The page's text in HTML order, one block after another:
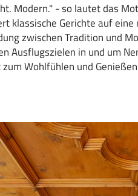
Modern." - so lautet das
klassische Gerichte auf
zwischen Tradition und
Ausflugszielen in und um
Wohlfühlen und